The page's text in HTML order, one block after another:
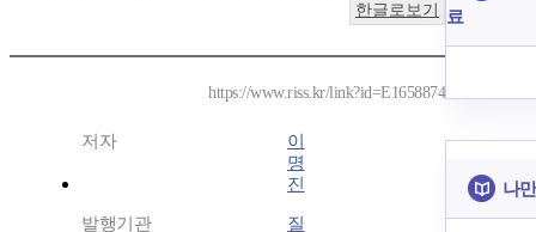
한글로보기
https://www.riss.kr/link?id=E1658874
저자
이
명
진
발행기관
질
료
나